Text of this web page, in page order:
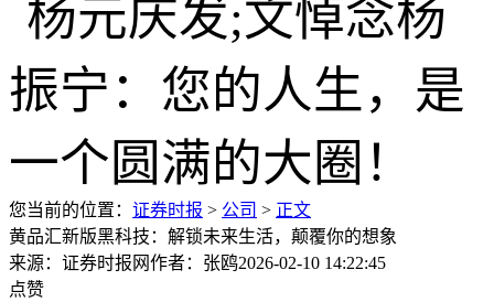
您当前的位置： 证券时报 > 公司 > 正文
黄品汇新版黑科技：解锁未来生活，颠覆你的想象
来源：证券时报网作者：张鸥2026-02-10 14:22:45
点赞